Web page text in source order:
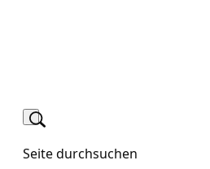
Seite durchsuchen